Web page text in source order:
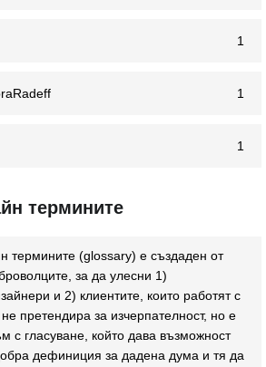
1
1
1
термините
термините (glossary) e създаден от
за да улесни 1)
и 2) клиентите, които работят с
претендира за изчерпателност, но е
с гласуване, който дава възможност
дефиниция за дадена дума и тя да